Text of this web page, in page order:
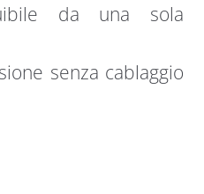
da una sola
senza cablaggio